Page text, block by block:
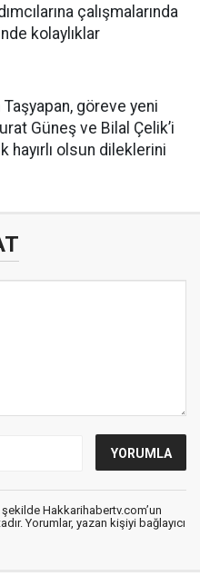
çalışmalarında
kolaylıklar
göreve yeni
Güneş ve Bilal Çelik’i
hayırlı olsun dileklerini
Hakkarihabertv.com’un
Yorumlar, yazan kişiyi bağlayıcı